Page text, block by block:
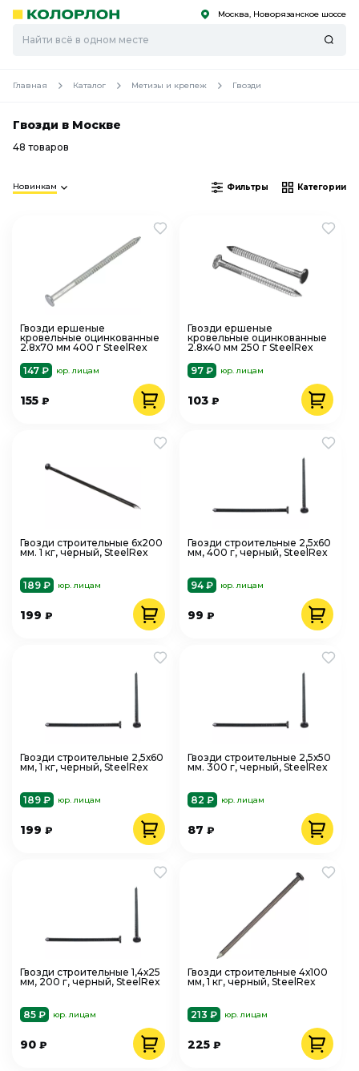
Скоро
Скоро Москва, Новорязанское шоссе
Главная Каталог Метизы и крепеж Гвозди
Гвозди в Москве
48 товаров
Новинкам Фильтры Категории
Гвозди ершеные
кровельные оцинкованные
2.8х70 мм 400 г SteelRex
147 ₽
юр. лицам
155 ₽
Гвозди ершеные
кровельные оцинкованные
2.8х40 мм 250 г SteelRex
97 ₽
юр. лицам
103₽
Гвозди строительные 6х200
мм. 1 кг, черный, SteelRex
189 ₽ юр. лицам
199 ₽
Гвозди строительные 2,5х60
мм, 400 г, черный, SteelRex
94 ₽ юр. лицам
99₽
Гвозди строительные 2,5х60
мм, 1 кг, черный, SteelRex
189 ₽ юр. лицам
199 ₽
Гвозди строительные 2,5х50
мм. 300 г, черный, SteelRex
82 ₽ юр. лицам
87₽
Гвозди строительные 1,4х25
мм, 200 г, черный, SteelRex
85 ₽ юр. лицам
90 ₽
Гвозди строительные 4х100
мм, 1 кг, черный, SteelRex
213 ₽ юр. лицам
225₽